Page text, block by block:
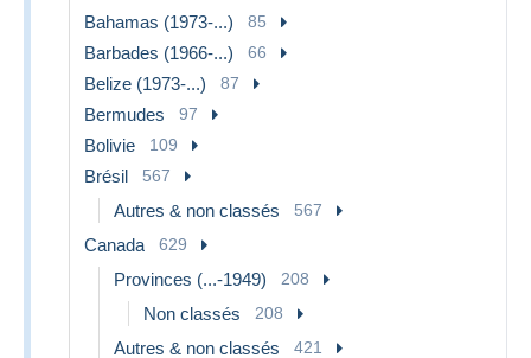
Bahamas (1973-...) 85
Barbades (1966-...) 66
Belize (1973-...) 87
Bermudes 97
Bolivie 109
Brésil 567
Autres & non classés 567
Canada 629
Provinces (...-1949) 208
Non classés 208
Autres & non classés 421